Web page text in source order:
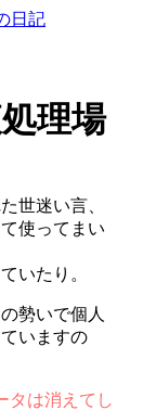
日記
理場
世迷い言、
使ってまい
いたり。
勢いで個人
いますの
タは消えてし